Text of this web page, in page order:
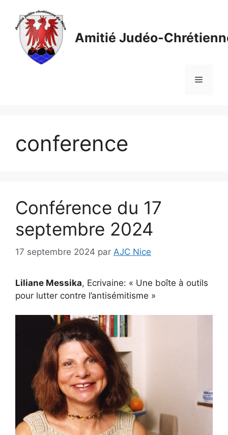
contenu
Amitié Judéo-
Menu
conference
Conférence du 17
septembre 2024
17 septembre 2024 par AJC Nice
Liliane Messika, Ecrivaine: « Une boîte à outils
pour lutter contre l’antisémitisme »